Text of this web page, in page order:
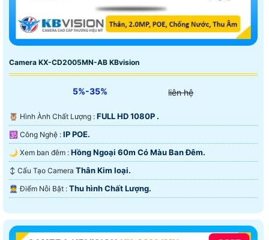
Camera KX-CD2005MN-AB KBvision
5%-35% liên hệ
🦉 Hình Ành Chất Lượng : FULL HD 1080P .
🕉️ Công Nghệ : IP POE.
🌙 Xem ban đêm : Hồng Ngoại 60m Có Màu Ban Ðêm.
↕️ Cấu Tạo Camera Thân Kim loại.
️👮 Điểm Nỗi Bật : Thu hình Chất Lượng.